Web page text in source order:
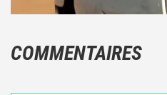
COMMENTAIRES